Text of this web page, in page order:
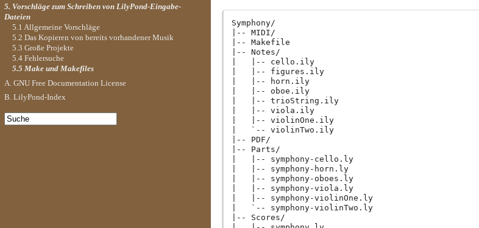
Symphony/
|-- MIDI/
|-- Makefile
|-- Notes/
|   |-- cello.ily
|   |-- figures.ily
|   |-- horn.ily
|   |-- oboe.ily
|   |-- trioString.ily
|   |-- viola.ily
|   |-- violinOne.ily
|   `-- violinTwo.ily
|-- PDF/
|-- Parts/
|   |-- symphony-cello.ly
|   |-- symphony-horn.ly
|   |-- symphony-oboes.ly
|   |-- symphony-viola.ly
|   |-- symphony-violinOne.ly
|   `-- symphony-violinTwo.ly
|-- Scores/
5. Vorschläge zum Schreiben von LilyPond-Eingabe-
Dateien
5.1 Allgemeine Vorschläge
5.2 Das Kopieren von bereits vorhandener Musik
5.3 Große Projekte
5.4 Fehlersuche
5.5 Make und Makefiles
A. GNU Free Documentation License
B. LilyPond-Index